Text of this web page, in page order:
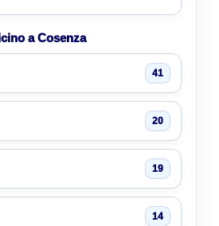
a Cosenza
41
20
19
14